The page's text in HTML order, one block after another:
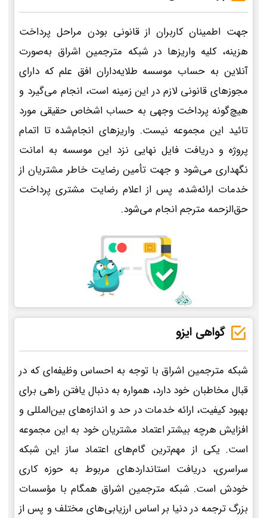
جهت اطمینان کاربران از قانونی بودن مراحل پرداخت
هزینه، کلیه واریزها در شبکه مترجمین اشراق به‌صورت
آنلاین به حساب موسسه طلایه‌داران افق علم که دارای
مجوزهای قانونی لازم در این زمینه است، انجام می‌گیرد و
هیچ‌گونه پرداخت وجهی به حساب اشخاص حقیقی مورد
تائید این مجموعه نیست. واریزهای انجام‌شده تا اتمام
پروژه و دریافت فایل نهایی نزد این موسسه به امانت
نگهداری می‌شود و جهت تأمین رضایت خاطر مشتریان از
خدمات ارائه‌شده، پس از اعلام رضایت مشتری پرداخت
حق‌الزحمه مترجم انجام می‌شود.
گواهی ایزو
شبکه مترجمین اشراق با توجه به احساس وظیفه‌ای که در
قبال مخاطبان خود دارد، همواره به دنبال یافتن راهی برای
بهبود کیفیت، ارائه خدمات در حد و اندازه‌های بین‌المللی و
افزایش هرچه بیشتر اعتماد مشتریان خود به این مجموعه
است. یکی از مهم‌ترین گام‌های اعتماد ساز این شبکه
سراسری، دریافت استانداردهای مربوط به حوزه کاری
خودش است. شبکه مترجمین اشراق همگام با مؤسسات
بزرگ ترجمه در دنیا بر اساس ارزیابی‌های مختلف و پس از